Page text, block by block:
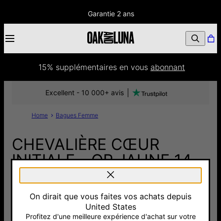
Garantie 2 ans
15% supplémentaires en vous abonnant
Home Bagues Femme
CHEVALIÈRE CŒUR
INITIALE - OR JAUNE 14
295 €
Pay with Klarna
Excellent - 10 000+ avis
On dirait que vous faites vos achats depuis
United States
Profitez d'une meilleure expérience d'achat sur votre